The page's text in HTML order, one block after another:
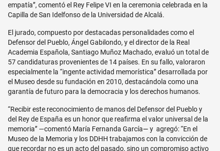
empatía”, comentó el Rey Felipe VI en la ceremonia celebrada en la
Capilla de San Idelfonso de la Universidad de Alcalá.
El jurado, compuesto por destacadas personalidades como el
Defensor del Pueblo, Ángel Gabilondo, y el director de la Real
Academia Española, Santiago Muñoz Machado, evaluó un total de
57 candidaturas provenientes de 14 países. En su fallo, valoraron
especialmente la “ingente actividad memorística” desarrollada por
el Museo desde su fundación en 2010, destacándola como una
garantía de futuro para la democracia y los derechos humanos.
“Recibir este reconocimiento de manos del Defensor del Pueblo y
del Rey de España es un honor que reafirma el valor universal de la
memoria” —comentó María Fernanda García—y agregó: “En el
Museo de la Memoria y los DDHH trabajamos con la convicción de
que recordar no es un acto del pasado, sino un compromiso activo